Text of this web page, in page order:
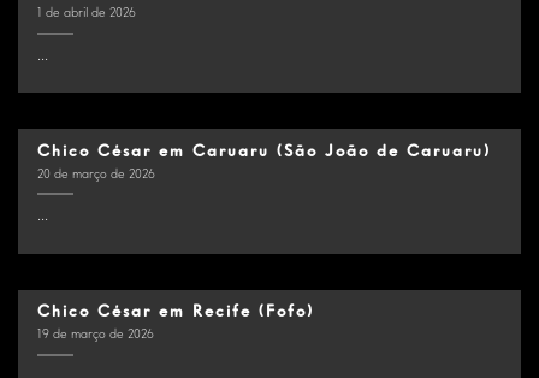
1 de abril de 2026
...
Chico César em Caruaru (São João de Caruaru)
20 de março de 2026
...
Chico César em Recife (Fofo)
19 de março de 2026